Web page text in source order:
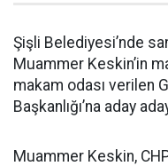
Şişli Belediyesi’nde
Muammer Keskin’in
makam odası verilen
Başkanlığı’na aday
Muammer Keskin,